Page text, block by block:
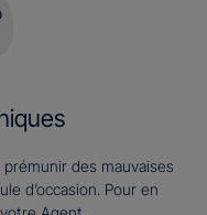
des mauvaises
d’occasion. Pour en